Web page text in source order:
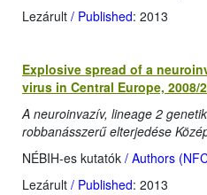
Lezárult / Published: 2013
Explosive spread of a
virus in Central Europe, 2008/
A neuroinvazív, lineage 2
robbanásszerű elterjedése
NÉBIH-es kutatók / Authors
Lezárult / Published: 2013